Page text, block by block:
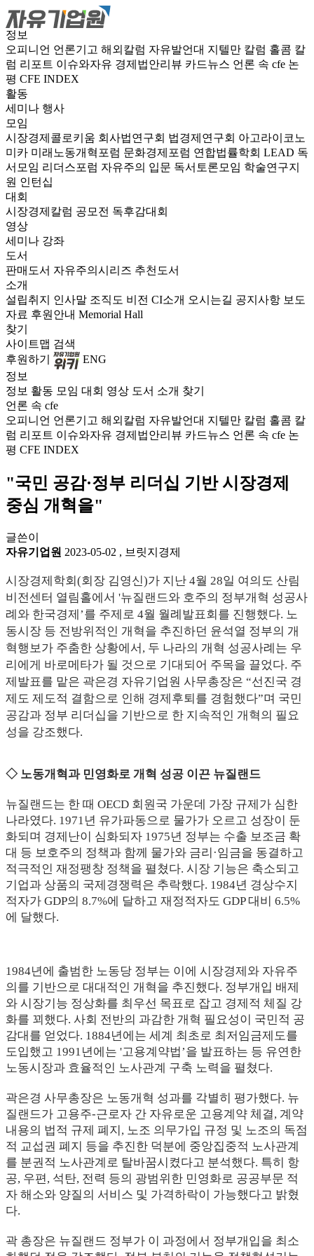
정보
오피니언 언론기고 해외칼럼 자유발언대 지텔만 칼럼 홀콤 칼
럼 리포트 이슈와자유 경제법안리뷰 카드뉴스 언론 속 cfe 논
평 CFE INDEX
활동
세미나 행사
모임
시장경제콜로키움 회사법연구회 법경제연구회 아고라이코노
미카 미래노동개혁포럼 문화경제포럼 연합법률학회 LEAD 독
서모임 리더스포럼 자유주의 입문 독서토론모임 학술연구지
원 인턴십
대회
시장경제칼럼 공모전 독후감대회
영상
세미나 강좌
도서
판매도서 자유주의시리즈 추천도서
소개
설립취지 인사말 조직도 비전 CI소개 오시는길 공지사항 보도
자료 후원안내 Memorial Hall
찾기
사이트맵 검색
후원하기
ENG
정보
정보 활동 모임 대회 영상 도서 소개 찾기
언론 속 cfe
오피니언 언론기고 해외칼럼 자유발언대 지텔만 칼럼 홀콤 칼
럼 리포트 이슈와자유 경제법안리뷰 카드뉴스 언론 속 cfe 논
평 CFE INDEX
"국민 공감·정부 리더십 기반 시장경제
중심 개혁을"
글쓴이
자유기업원 2023-05-02 , 브릿지경제
시장경제학회(회장 김영신)가 지난 4월 28일 여의도 산림
비전센터 열림홀에서 '뉴질랜드와 호주의 정부개혁 성공사
례와 한국경제’를 주제로 4월 월례발표회를 진행했다. 노
동시장 등 전방위적인 개혁을 추진하던 윤석열 정부의 개
혁행보가 주춤한 상황에서, 두 나라의 개혁 성공사례는 우
리에게 바로메타가 될 것으로 기대되어 주목을 끌었다. 주
제발표를 맡은 곽은경 자유기업원 사무총장은 “선진국 경
제도 제도적 결함으로 인해 경제후퇴를 경험했다”며 국민
공감과 정부 리더십을 기반으로 한 지속적인 개혁의 필요
성을 강조했다.
◇ 노동개혁과 민영화로 개혁 성공 이끈 뉴질랜드
뉴질랜드는 한 때 OECD 회원국 가운데 가장 규제가 심한
나라였다. 1971년 유가파동으로 물가가 오르고 성장이 둔
화되며 경제난이 심화되자 1975년 정부는 수출 보조금 확
대 등 보호주의 정책과 함께 물가와 금리·임금을 동결하고
적극적인 재정팽창 정책을 펼쳤다. 시장 기능은 축소되고
기업과 상품의 국제경쟁력은 추락했다. 1984년 경상수지
적자가 GDP의 8.7%에 달하고 재정적자도 GDP 대비 6.5%
에 달했다.
1984년에 출범한 노동당 정부는 이에 시장경제와 자유주
의를 기반으로 대대적인 개혁을 추진했다. 정부개입 배제
와 시장기능 정상화를 최우선 목표로 잡고 경제적 체질 강
화를 꾀했다. 사회 전반의 과감한 개혁 필요성이 국민적 공
감대를 얻었다. 1884년에는 세계 최초로 최저임금제도를
도입했고 1991년에는 '고용계약법’을 발표하는 등 유연한
노동시장과 효율적인 노사관계 구축 노력을 펼쳤다.
곽은경 사무총장은 노동개혁 성과를 각별히 평가했다. 뉴
질랜드가 고용주-근로자 간 자유로운 고용계약 체결, 계약
내용의 법적 규제 폐지, 노조 의무가입 규정 및 노조의 독점
적 교섭권 폐지 등을 추진한 덕분에 중앙집중적 노사관계
를 분권적 노사관계로 탈바꿈시켰다고 분석했다. 특히 항
공, 우편, 석탄, 전력 등의 광범위한 민영화로 공공부문 적
자 해소와 양질의 서비스 및 가격하락이 가능했다고 밝혔
다.
곽 총장은 뉴질랜드 정부가 이 과정에서 정부개입을 최소